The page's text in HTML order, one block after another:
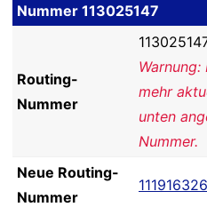
Nummer 113025147
Routing-
Nummer
mehr
unten
Nummer.
Neue Routing-
Nummer
111916326